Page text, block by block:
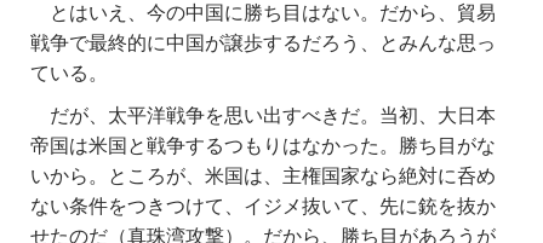
とはいえ、今の中国に勝ち目はない。だから、貿易
戦争で最終的に中国が譲歩するだろう、とみんな思っ
ている。
だが、太平洋戦争を思い出すべきだ。当初、大日本
帝国は米国と戦争するつもりはなかった。勝ち目がな
いから。ところが、米国は、主権国家なら絶対に呑め
ない条件をつきつけて、イジメ抜いて、先に銃を抜か
せたのだ（真珠湾攻撃）。だから、勝ち目があろうが